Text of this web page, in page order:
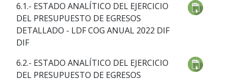
6.1.- ESTADO ANALÍTICO DEL EJERCICIO
DEL PRESUPUESTO DE EGRESOS
DETALLADO - LDF COG ANUAL 2022 DIF
DIF
6.2.- ESTADO ANALÍTICO DEL EJERCICIO
DEL PRESUPUESTO DE EGRESOS